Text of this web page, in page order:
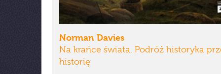
Norman Davies
Na krańce świata. Podróż historyka
historię